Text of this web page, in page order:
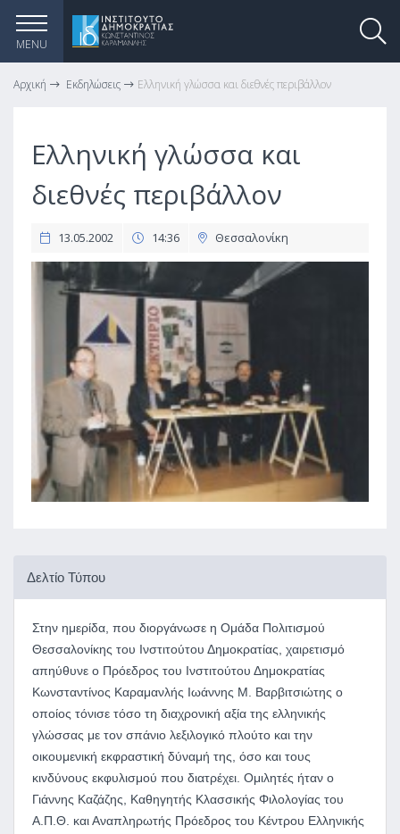
MENU
Αρχική Εκδηλώσεις Ελληνική γλώσσα και διεθνές περιβάλλον
Ελληνική γλώσσα και
διεθνές περιβάλλον
13.05.2002 14:36 Θεσσαλονίκη
Δελτίο Τύπου
Στην ημερίδα, που διοργάνωσε η Ομάδα Πολιτισμού
Θεσσαλονίκης του Ινστιτούτου Δημοκρατίας, χαιρετισμό
απηύθυνε ο Πρόεδρος του Ινστιτούτου Δημοκρατίας
Κωνσταντίνος Καραμανλής Ιωάννης Μ. Βαρβιτσιώτης ο
οποίος τόνισε τόσο τη διαχρονική αξία της ελληνικής
γλώσσας με τον σπάνιο λεξιλογικό πλούτο και την
οικουμενική εκφραστική δύναμή της, όσο και τους
κινδύνους εκφυλισμού που διατρέχει. Ομιλητές ήταν ο
Γιάννης Καζάζης, Καθηγητής Κλασσικής Φιλολογίας του
Α.Π.Θ. και Αναπληρωτής Πρόεδρος του Κέντρου Ελληνικής